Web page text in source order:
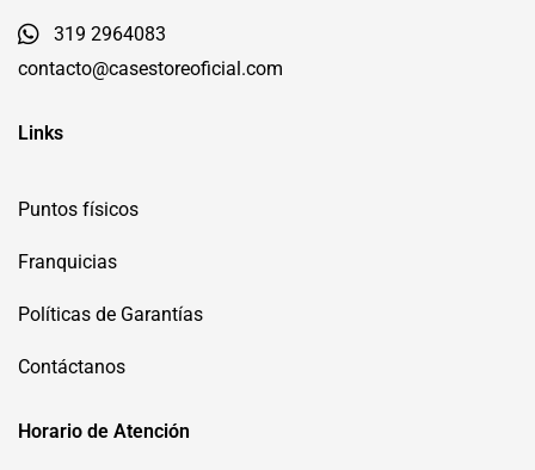
319 2964083
contacto@casestoreoficial.com
Links
Puntos físicos
Franquicias
Políticas de Garantías
Contáctanos
Horario de Atención